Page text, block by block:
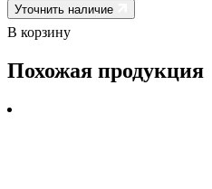
Уточнить наличие
В корзину
Похожая продукция